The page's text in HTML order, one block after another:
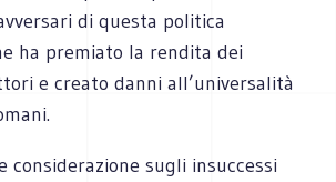
di questa politica
ha premiato la rendita dei
e creato danni all’universalità
considerazione sugli insuccessi